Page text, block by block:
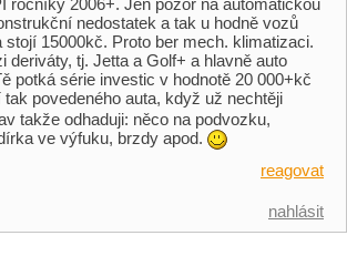
ročníky 2006+. Jen pozor na automatickou
nedostatek a tak u hodně vozů
stojí 15000kč. Proto ber mech. klimatizaci.
deriváty, tj. Jetta a Golf+ a hlavně auto
potká série investic v hodnotě 20 000+kč
tak povedeného auta, když už nechtěji
takže odhaduji: něco na podvozku,
ve výfuku, brzdy apod.
reagovat
nahlásit